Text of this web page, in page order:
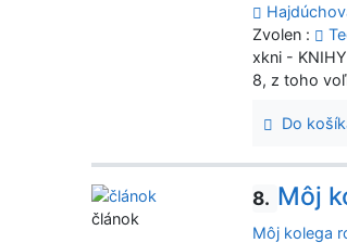
Zvolen :
xkni - KNIHY
8, z toho
Do
8. Môj
Môj kolega
článok